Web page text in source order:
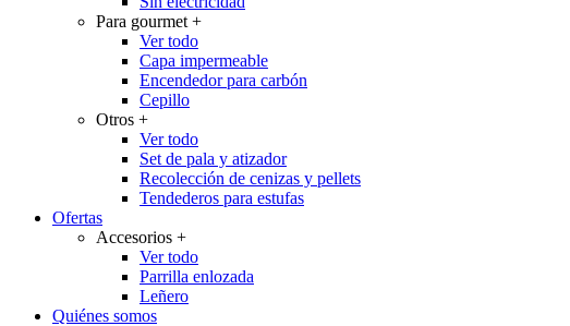
Para gourmet +
Ver todo
Capa impermeable
Encendedor para carbón
Cepillo
Otros +
Ver todo
Set de pala y atizador
Recolección de cenizas y pellets
Tendederos para estufas
Ofertas
Accesorios +
Ver todo
Parrilla enlozada
Leñero
Quiénes somos